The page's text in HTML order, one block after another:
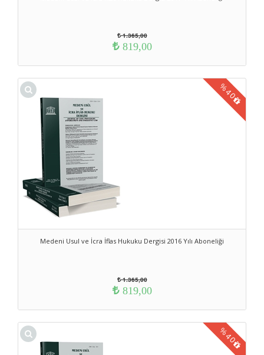
1.365,00
819,00
Medeni Usul ve İcra İflas Hukuku Dergisi 2016 Yılı Aboneliği
%40
1.365,00
819,00
%40